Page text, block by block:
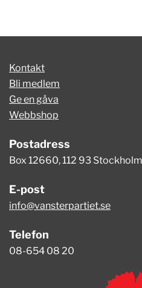
Kontakt
Bli medlem
Ge en gåva
Webbshop
Postadress
Box 12660, 112 93 Stockholm
E-post
info@vansterpartiet.se
Telefon
08-654 08 20